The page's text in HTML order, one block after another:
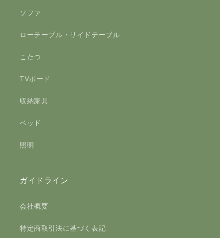
ソファ
ローテーブル・サイドテーブル
こたつ
TVボード
収納家具
ベッド
照明
ガイドライン
会社概要
特定商取引法に基づく表記